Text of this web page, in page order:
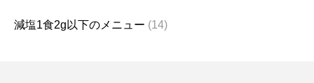
減塩1食2g以下のメニュー (14)